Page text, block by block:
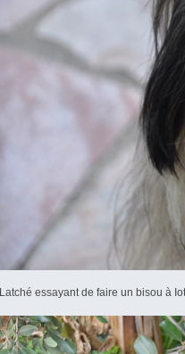
Latché essayant de faire un bisou à